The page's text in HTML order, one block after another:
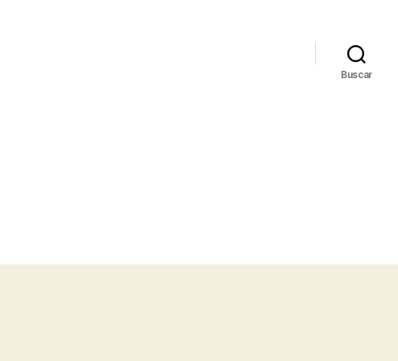
Buscar